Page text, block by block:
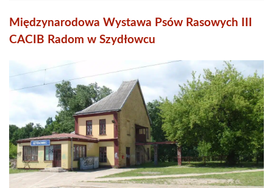
Międzynarodowa Wystawa Psów Rasowych III
CACIB Radom w Szydłowcu